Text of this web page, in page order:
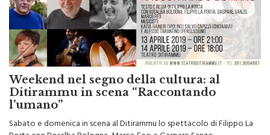
Weekend nel segno della cultura: al
Ditirammu in scena “Raccontando
l’umano”
Sabato e domenica in scena al Ditirammu lo spettacolo di Filippo La
Porta con Rosalba Bologna, Marco Feo e Gaspare Sanzo.